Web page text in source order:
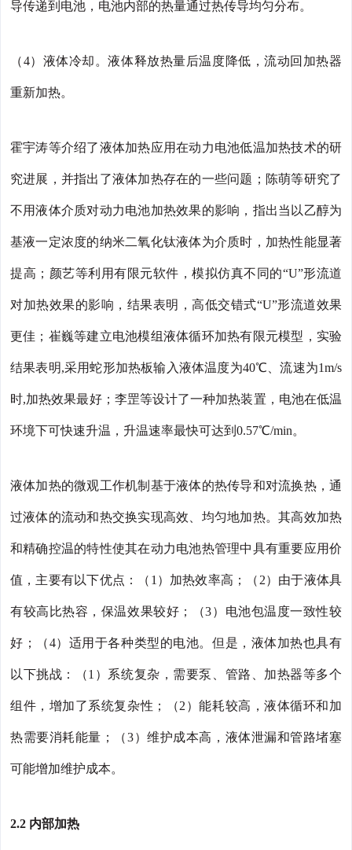
导传递到电池，电池内部的热量通过热传导均匀分布。
（4）液体冷却。液体释放热量后温度降低，流动回加热器
重新加热。
霍宇涛等介绍了液体加热应用在动力电池低温加热技术的研
究进展，并指出了液体加热存在的一些问题；陈萌等研究了
不用液体介质对动力电池加热效果的影响，指出当以乙醇为
基液一定浓度的纳米二氧化钛液体为介质时，加热性能显著
提高；颜艺等利用有限元软件，模拟仿真不同的“U”形流道
对加热效果的影响，结果表明，高低交错式“U”形流道效果
更佳；崔巍等建立电池模组液体循环加热有限元模型，实验
结果表明,采用蛇形加热板输入液体温度为40℃、流速为1m/s
时,加热效果最好；李罡等设计了一种加热装置，电池在低温
环境下可快速升温，升温速率最快可达到0.57℃/min。
液体加热的微观工作机制基于液体的热传导和对流换热，通
过液体的流动和热交换实现高效、均匀地加热。其高效加热
和精确控温的特性使其在动力电池热管理中具有重要应用价
值，主要有以下优点：（1）加热效率高；（2）由于液体具
有较高比热容，保温效果较好；（3）电池包温度一致性较
好；（4）适用于各种类型的电池。但是，液体加热也具有
以下挑战：（1）系统复杂，需要泵、管路、加热器等多个
组件，增加了系统复杂性；（2）能耗较高，液体循环和加
热需要消耗能量；（3）维护成本高，液体泄漏和管路堵塞
可能增加维护成本。
2.2 内部加热